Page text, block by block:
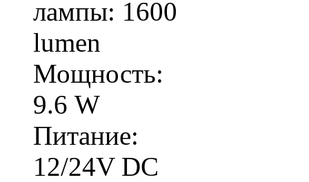
лампы: 1600
lumen
Мощность:
9.6 W
Питание:
12/24V DC